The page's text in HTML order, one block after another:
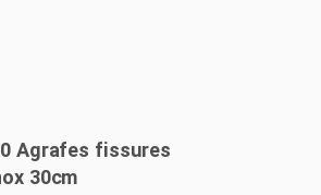
Agrafes fissures
30cm